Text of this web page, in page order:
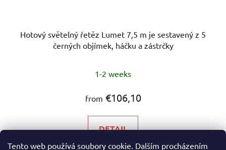
Tento web používá soubory cookie. Dalším procházením
Hotový světelný řetěz Lumet 7,5 m je sestavený z 5
černých objímek, háčku a zástrčky
1-2 weeks
from €106,10
DETAIL